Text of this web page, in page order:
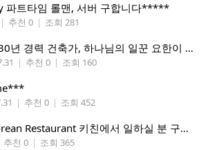
트타임 롤맨, 서버 구합니다*****
| 추천 0 | 조회 281
진짜가 나타났다! 30년 경력 건축가, 하나님의 일꾼 요한이 책임 시공합니다.
| 추천 0 | 조회 160
| 추천 0 | 조회 452
린우드 Modoo Korean Restaurant 키친에서 일하실 분 구합니다
추천 0 | 조회 365